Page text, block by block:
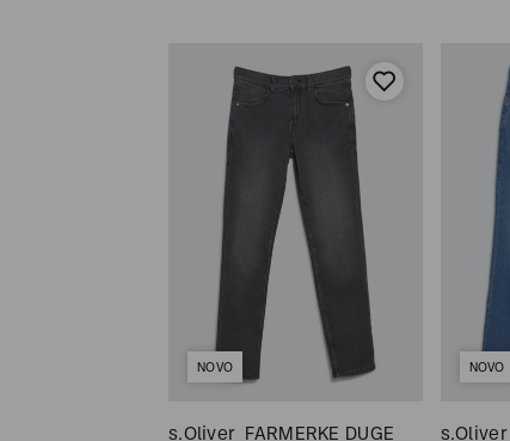
NOVO
s.Oliver FARMERKE DUGE
NOVO
s.Oliver